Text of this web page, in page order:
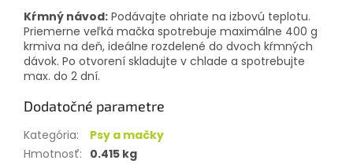
Kŕmný návod: Podávajte ohriate na izbovú teplotu.
Priemerne veľká mačka spotrebuje maximálne 400 g
krmiva na deň, ideálne rozdelené do dvoch kŕmných
dávok. Po otvorení skladujte v chlade a spotrebujte
max. do 2 dní.
Dodatočné parametre
Kategória:
Psy a mačky
Hmotnosť: 0.415 kg